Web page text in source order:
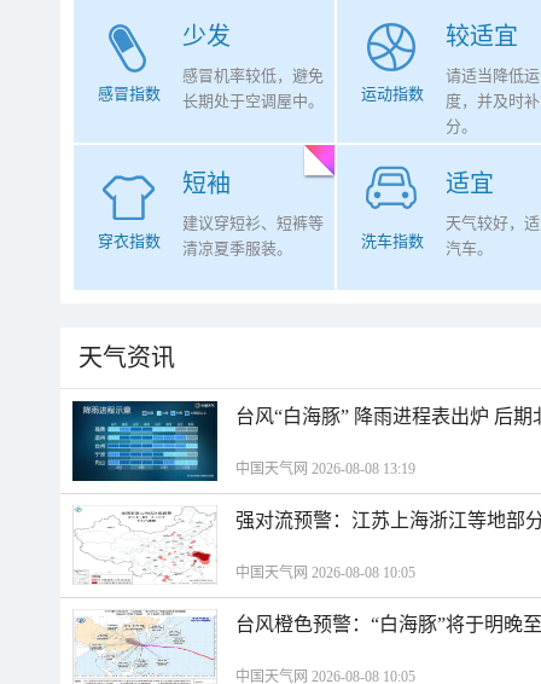
少发
感冒指数
感冒机率较低，避免
长期处于空调屋中。
较适宜
运动指数
请适当降低
度，并及时
分。
短袖
穿衣指数
建议穿短衫、短裤等
清凉夏季服装。
适宜
洗车指数
天气较好，
汽车。
天气资讯
台风“白海豚” 降雨进程表出炉 后
中国天气网 2026-08-08 13:19
强对流预警：江苏上海浙江等地部
中国天气网 2026-08-08 10:05
台风橙色预警：“白海豚”将于明晚
中国天气网 2026-08-08 10:05